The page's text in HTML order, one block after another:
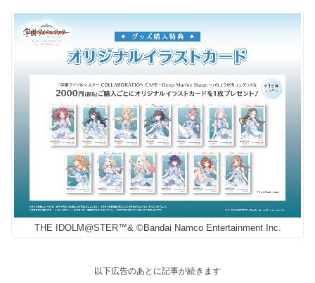
THE IDOLM@STER™& ©Bandai Namco Entertainment Inc.
以下広告のあとに記事が続きます